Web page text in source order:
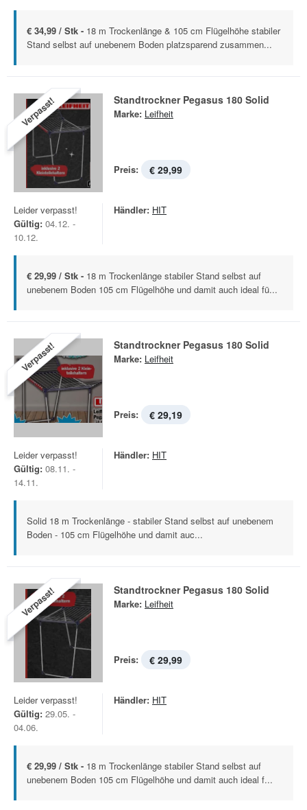
€ 34,99 / Stk - 18 m Trockenlänge & 105 cm Flügelhöhe stabiler
Stand selbst auf unebenem Boden platzsparend zusammen...
Verpasst! Standtrockner Pegasus 180 Solid
Marke: Leifheit
Preis: € 29,99
Leider verpasst!
Gültig: 04.12. -
10.12.
Händler: HIT
€ 29,99 / Stk - 18 m Trockenlänge stabiler Stand selbst auf
unebenem Boden 105 cm Flügelhöhe und damit auch ideal fü...
Verpasst! Standtrockner Pegasus 180 Solid
Marke: Leifheit
Preis: € 29,19
Leider verpasst!
Gültig: 08.11. -
14.11.
Händler: HIT
Solid 18 m Trockenlänge - stabiler Stand selbst auf unebenem
Boden - 105 cm Flügelhöhe und damit auc...
Verpasst! Standtrockner Pegasus 180 Solid
Marke: Leifheit
Preis: € 29,99
Leider verpasst!
Gültig: 29.05. -
04.06.
Händler: HIT
€ 29,99 / Stk - 18 m Trockenlänge stabiler Stand selbst auf
unebenem Boden 105 cm Flügelhöhe und damit auch ideal f...